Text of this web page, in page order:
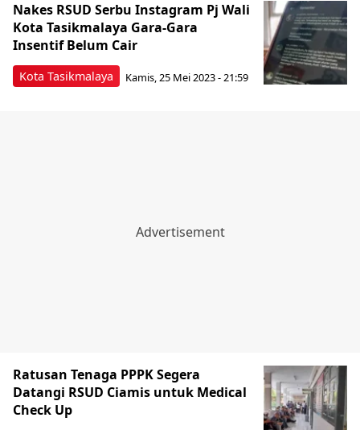
Kota Tasikmalaya
Nakes RSUD Serbu Instagram Pj Wali
Kota Tasikmalaya Gara-Gara
Insentif Belum Cair
Kamis, 25 Mei 2023 - 21:59
Ratusan Tenaga PPPK Segera
Datangi RSUD Ciamis untuk Medical
Check Up